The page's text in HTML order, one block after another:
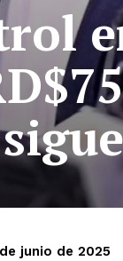
junio de 2025